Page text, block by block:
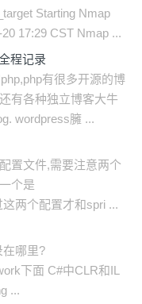
Starting Nmap
17:29 CST Nmap ...
程记录
有很多开源的博
有各种独立博客大牛
wordpress臃 ...
置文件,需要注意两个
个是
两个配置才和spri ...
在哪里?
下面 C#中CLR和IL
...